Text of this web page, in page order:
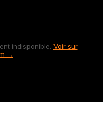
indisponible. Voir sur
→